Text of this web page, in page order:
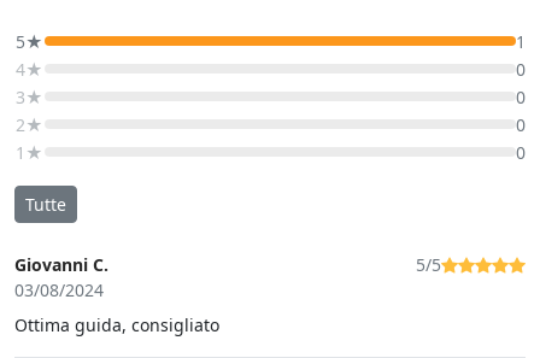
5★
1
4★
0
3★
0
2★
0
1★
0
Tutte
Giovanni C.
03/08/2024
5/5
Ottima guida, consigliato